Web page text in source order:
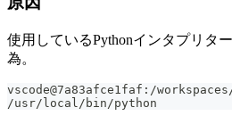
使用しているPythonインタプリタ
為。
vscode@7a83afce1faf:/
/usr/local/bin/python